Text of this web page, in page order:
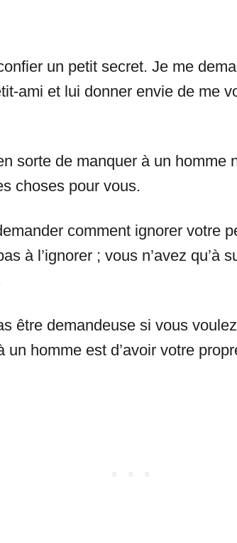
un petit secret. Je me
ami et lui donner envie de me
sorte de manquer à un homme
choses pour vous.
comment ignorer votre
à l’ignorer ; vous n’avez qu’à
être demandeuse si vous
un homme est d’avoir votre